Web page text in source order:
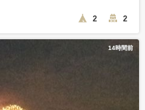
2 2
14時間前